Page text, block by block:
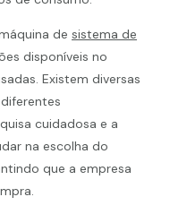
de sistema de
disponíveis no
Existem diversas
cuidadosa e a
na escolha do
que a empresa